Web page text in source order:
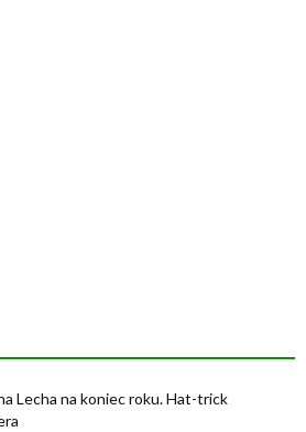
Lecha na koniec roku. Hat-trick